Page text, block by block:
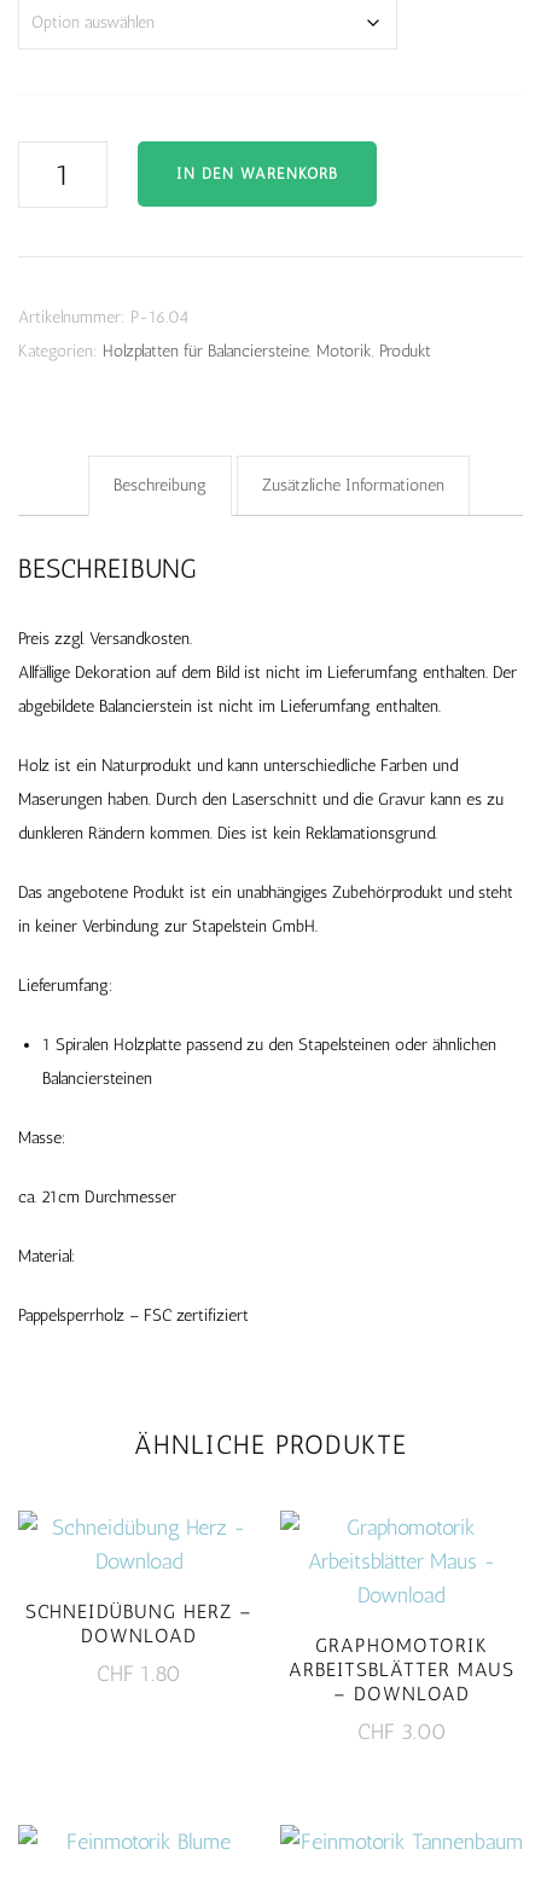
Holzplatte
Balanciersteine
IN DEN WARENKORB
Artikelnummer: P-16.04
Kategorien: Holzplatten für Balanciersteine, Motorik, Produkt
Beschreibung Zusätzliche Informationen
BESCHREIBUNG
Preis zzgl. Versandkosten.
Allfällige Dekoration auf dem Bild ist nicht im Lieferumfang enthalten. Der
abgebildete Balancierstein ist nicht im Lieferumfang enthalten.
Holz ist ein Naturprodukt und kann unterschiedliche Farben und
Maserungen haben. Durch den Laserschnitt und die Gravur kann es zu
dunkleren Rändern kommen. Dies ist kein Reklamationsgrund.
Das angebotene Produkt ist ein unabhängiges Zubehörprodukt und steht
in keiner Verbindung zur Stapelstein GmbH.
Lieferumfang:
1 Spiralen Holzplatte passend zu den Stapelsteinen oder ähnlichen
Balanciersteinen
Masse:
ca. 21cm Durchmesser
Material:
Pappelsperrholz – FSC zertifiziert
ÄHNLICHE PRODUKTE
SCHNEIDÜBUNG HERZ –
DOWNLOAD
CHF 1.80
GRAPHOMOTORIK
ARBEITSBLÄTTER MAUS
– DOWNLOAD
CHF 3.00